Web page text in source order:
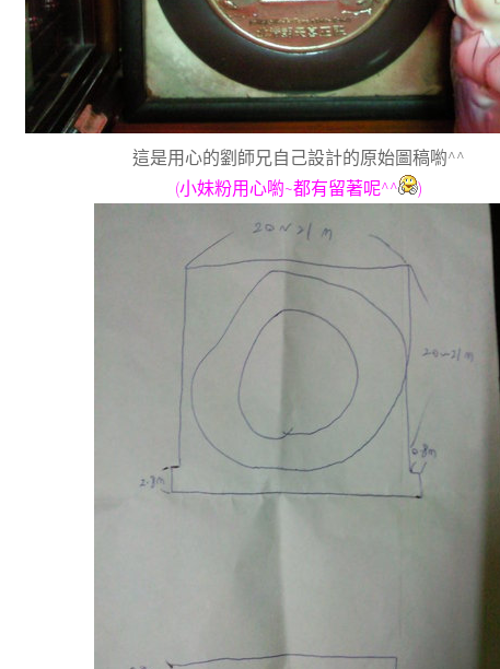
這是用心的劉師兄自己設計的原始圖稿喲^^
(小妹粉用心喲~都有留著呢^^
)